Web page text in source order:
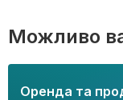
Можливо
Оренда та